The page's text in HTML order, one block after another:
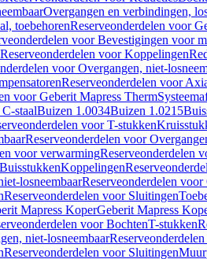
Overgangen en verbindingen,
toebehorenReserveonderdelen voor
voor Bevestigingen voor
Reserveonderdelen voor Koppelingen
voor Overgangen, niet-
Reserveonderdelen voor
voor Geberit Mapress Therm
staalBuizen 1.0034Buizen 1.0215
voor T-stukken
Reserveonderdelen voor
voor verwarmingReserveonderdelen
BuisstukkenKoppelingen
losneembaarReserveonderdelen
Reserveonderdelen voor Sluitingen
Mapress KoperGeberit Mapress
voor BochtenT-stukken
niet-losneembaar
Reserveonderdelen voor Sluitingen